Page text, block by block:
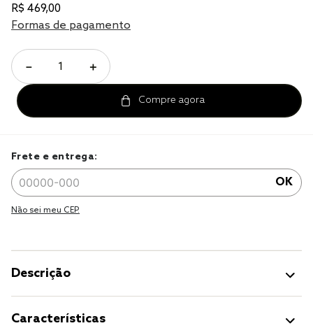
R$ 469,00
Formas de pagamento
＋
－
Frete e entrega:
OK
Não sei meu CEP.
Descrição
Características
solteiro king
jogo cama
jogo cama casal